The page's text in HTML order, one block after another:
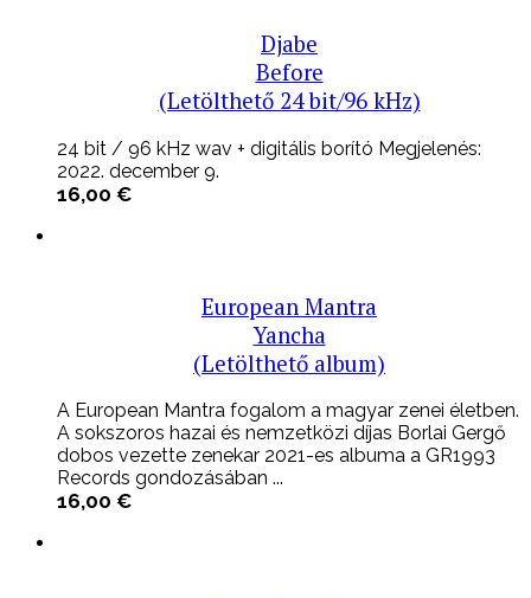
Djabe
Before
(Letölthető 24 bit/96 kHz)
24 bit / 96 kHz wav + digitális borító Megjelenés:
2022. december 9.
16,00 €
European Mantra
Yancha
(Letölthető album)
A European Mantra fogalom a magyar zenei életben.
A sokszoros hazai és nemzetközi díjas Borlai Gergő
dobos vezette zenekar 2021-es albuma a GR1993
Records gondozásában ...
16,00 €